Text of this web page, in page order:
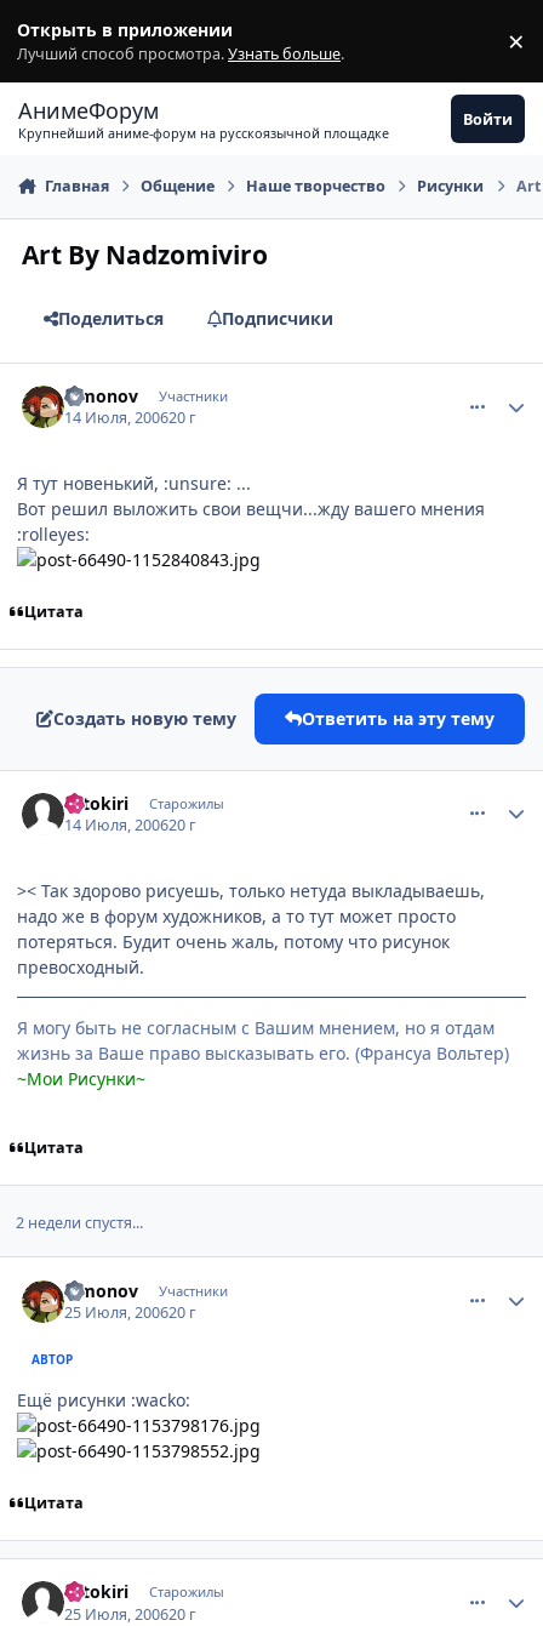
Открыть в приложении
Лучший способ просмотра.Узнать больше. ×
АнимеФорум
Крупнейший аниме-форум на русскоязычной площадке
Войти
Главная Общение Наше творчество Рисунки Art
Art By Nadzomiviro
Поделиться Подписчики
Simonov Участники
14 Июля, 200620 г
Я тут новенький, :unsure: ...
Вот решил выложить свои вещчи...жду вашего мнения
:rolleyes:
Цитата
Создать новую тему Ответить на эту тему
Hitokiri Старожилы
14 Июля, 200620 г
>< Так здорово рисуешь, только нетуда выкладываешь,
надо же в форум художников, а то тут может просто
потеряться. Будит очень жаль, потому что рисунок
превосходный.
Я могу быть не согласным с Вашим мнением, но я отдам
жизнь за Ваше право высказывать его. (Франсуа Вольтер)
~Мои Рисунки~
Цитата
2 недели спустя...
Simonov Участники
25 Июля, 200620 г
АВТОР
Ещё рисунки :wacko:
Цитата
Hitokiri Старожилы
25 Июля, 200620 г